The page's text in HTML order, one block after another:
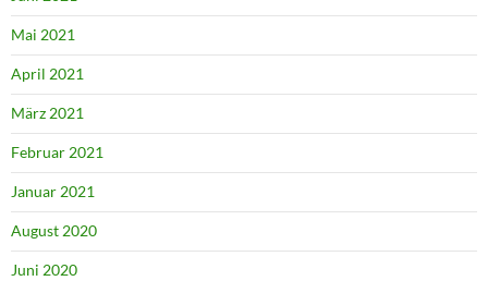
Mai 2021
April 2021
März 2021
Februar 2021
Januar 2021
August 2020
Juni 2020